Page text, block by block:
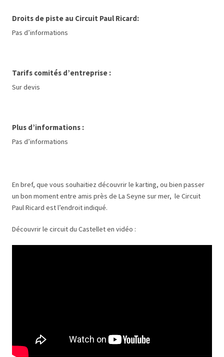
Droits de piste au Circuit Paul Ricard:
Pas d’informations
Tarifs comités d’entreprise :
Sur devis
Plus d’informations :
Pas d’informations
En bref, que vous souhaitiez découvrir le karting, ou bien passer
un bon moment entre amis près de La Seyne sur mer, le Circuit
Paul Ricard est l’endroit indiqué.
Découvrir le circuit du Castellet en vidéo :